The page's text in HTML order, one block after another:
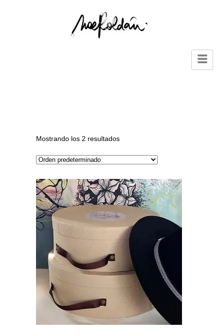
Mostrando los 2 resultados
Añadir al carrito